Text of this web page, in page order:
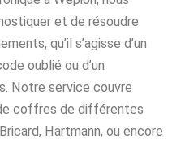
et de résoudre
qu’il s’agisse d’un
oublié ou d’un
Notre service couvre
coffres de différentes
Hartmann, ou encore